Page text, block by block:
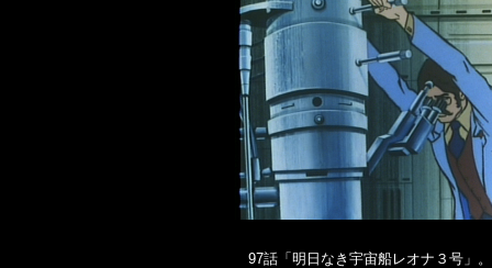
97話「明日なき宇宙船レオナ３号」